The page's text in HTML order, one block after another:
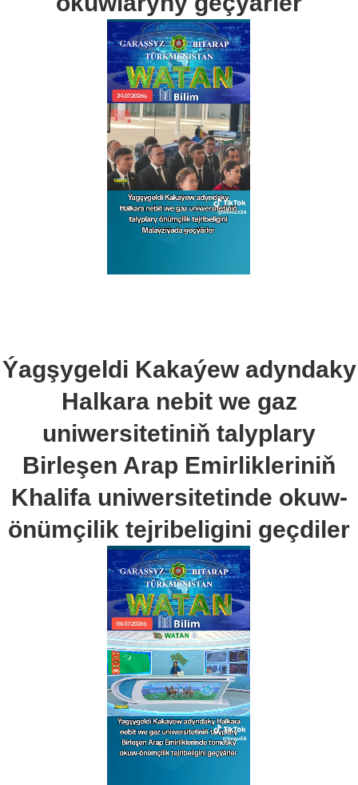
Ýagşygeldi Kakaýew adyndaky
Halkara nebit we gaz
uniwersitetiniň talyplary
Birleşen Arap Emirlikleriniň
Khalifa uniwersitetinde okuw-
önümçilik tejribeligini geçdiler